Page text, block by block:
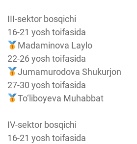
III-sektor bosqichi
16-21 yosh toifasida
Madaminova Laylo
22-26 yosh toifasida
Jumamurodova Shukurjon
27-30 yosh toifasida
To‘liboyeva Muhabbat
IV-sektor bosqichi
16-21 yosh toifasida